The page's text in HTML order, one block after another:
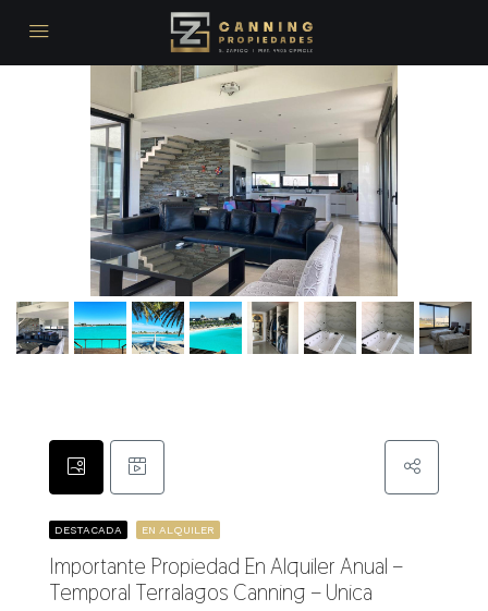
DESTACADA EN ALQUILER
Importante Propiedad En Alquiler Anual –
Temporal Terralagos Canning – Unica